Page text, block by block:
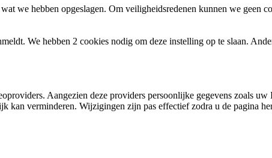
we hebben opgeslagen. Om veiligheidsredenen kunnen we geen
We hebben 2 cookies nodig om deze instelling op te slaan.
Aangezien deze providers persoonlijke gegevens zoals uw
kan verminderen. Wijzigingen zijn pas effectief zodra u de pagina